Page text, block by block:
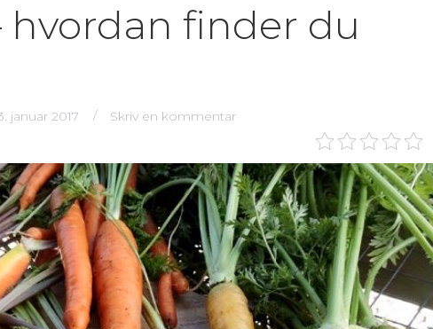
hvordan finder du
januar 2017 Skriv en kommentar